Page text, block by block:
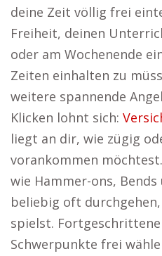
deine Zeit völlig frei
Freiheit, deinen
oder am Wochenende
Zeiten einhalten zu
weitere spannende
Klicken lohnt sich:
liegt an dir, wie zügig
vorankommen
wie Hammer-ons,
beliebig oft
spielst.
Schwerpunkte frei